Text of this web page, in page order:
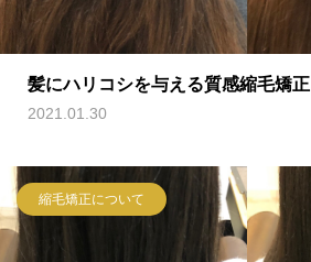
髪にハリコシを与える質感縮毛矯正
2021.01.30
縮毛矯正について